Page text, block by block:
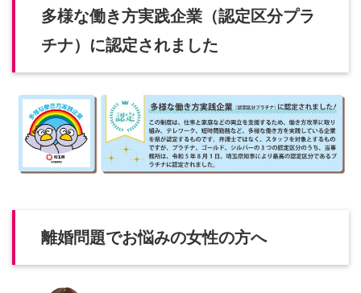
多様な働き方実践企業（認定区分プラ
チナ）に認定されました
離婚問題でお悩みの女性の方へ